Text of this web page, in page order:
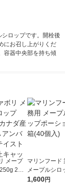
ロップです。開栓後
にお召し上がりくだ
容器中央部を持ち傾
メープ
2個
ードA
マリンフード
メープルシロ
ション 1箱
1,600円